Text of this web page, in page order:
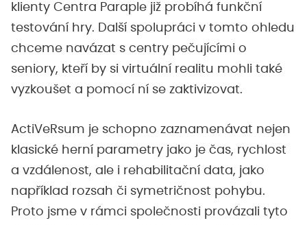
klienty Centra Paraple již probíhá funkční
testování hry. Další spolupráci v tomto ohledu
chceme navázat s centry pečujícími o
seniory, kteří by si virtuální realitu mohli také
vyzkoušet a pomocí ní se zaktivizovat.
ActiVeRsum je schopno zaznamenávat nejen
klasické herní parametry jako je čas, rychlost
a vzdálenost, ale i rehabilitační data, jako
například rozsah či symetričnost pohybu.
Proto jsme v rámci společnosti provázali tyto